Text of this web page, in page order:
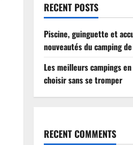
RECENT POSTS
Piscine, guinguette et
nouveautés du camping
Les meilleurs campings
choisir sans se tromper
RECENT COMMENTS